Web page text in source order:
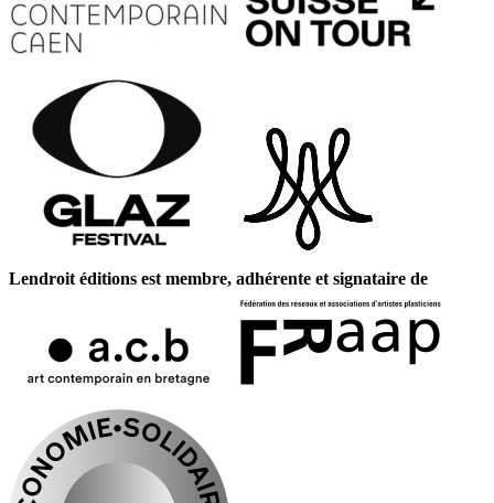
Lendroit éditions est membre, adhérente et signataire de